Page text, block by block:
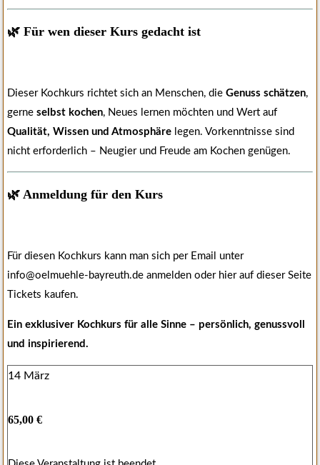
🌿 Für wen dieser Kurs gedacht ist
Dieser Kochkurs richtet sich an Menschen, die Genuss schätzen,
gerne selbst kochen, Neues lernen möchten und Wert auf
Qualität, Wissen und Atmosphäre legen. Vorkenntnisse sind
nicht erforderlich – Neugier und Freude am Kochen genügen.
🌿 Anmeldung für den Kurs
Für diesen Kochkurs kann man sich per Email unter
info@oelmuehle-bayreuth.de anmelden oder hier auf dieser Seite
Tickets kaufen.
Ein exklusiver Kochkurs für alle Sinne – persönlich, genussvoll
und inspirierend.
14 März
65,00 €